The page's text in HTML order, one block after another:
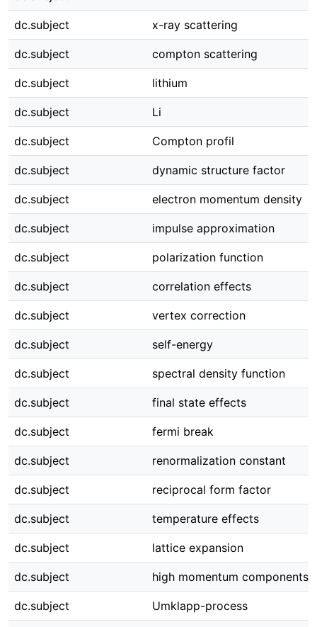
dc.subject x-ray scattering
dc.subject compton scattering
dc.subject lithium
dc.subject Li
dc.subject Compton profil
dc.subject dynamic structure factor
dc.subject electron momentum density
dc.subject impulse approximation
dc.subject polarization function
dc.subject correlation effects
dc.subject vertex correction
dc.subject self-energy
dc.subject spectral density function
dc.subject final state effects
dc.subject fermi break
dc.subject renormalization constant
dc.subject reciprocal form factor
dc.subject temperature effects
dc.subject lattice expansion
dc.subject high momentum components
dc.subject Umklapp-process